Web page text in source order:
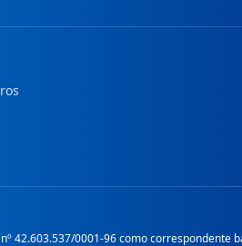
42.603.537/0001-96 como correspondente